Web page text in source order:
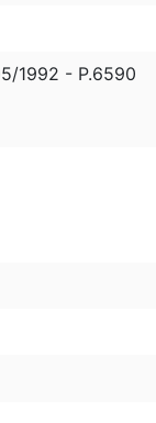
1992 - P.6590